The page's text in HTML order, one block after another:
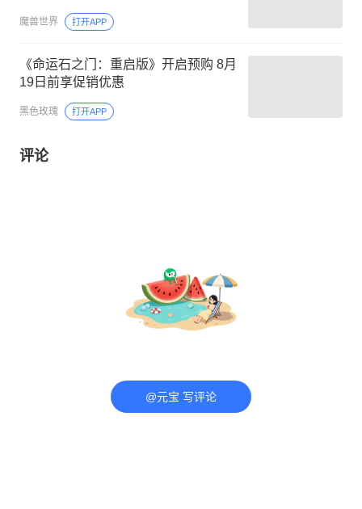
魔兽世界 打开APP
《命运石之门：重启版》开启预购 8月
19日前享促销优惠
黑色玫瑰 打开APP
评论
@元宝 写评论